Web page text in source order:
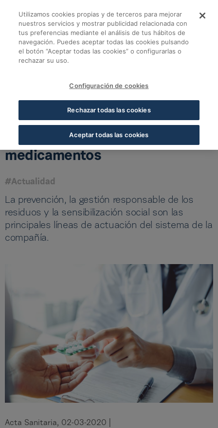
SIGRE presenta a
Volver a todas las noticias
SIGRE presenta a países de
Iberoamérica su sistema de
gestión de residuos de
medicamentos
#Actualidad
La prevención, la gestión responsable de los
residuos y la sensibilización social son las
principales líneas de actuación del sistema de la
compañía.
Acta Sanitaria, 02-03-2020 |
Utilizamos cookies propias y de terceros para mejorar
nuestros servicios y mostrar publicidad relacionada con
tus preferencias mediante el análisis de tus hábitos de
navegación. Puedes aceptar todas las cookies pulsando
el botón “Aceptar todas las cookies” o configurarlas o
rechazar su uso.
Configuración de cookies
Rechazar todas las cookies
Aceptar todas las cookies